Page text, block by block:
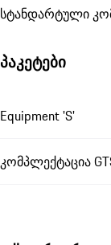
სტანდარტული
პაკეტები
Equipment 'S'
კომპლექტაცია